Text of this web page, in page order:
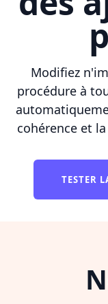
Modifiez
procédure à
cohérence et
TESTER